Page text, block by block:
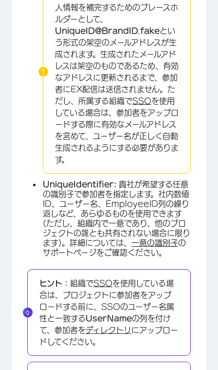
人情報を補完するためのプレースホ
ルダーとして、
UniqueID@BrandID.fakeとい
う形式の架空のメールアドレスが生
成されます。生成されたメールアド
レスは架空のものであるため、有効
なアドレスに更新されるまで、参加
者にEX配信は送信されません。た
だし、所属する組織でSSOを使用
している場合は、参加者をアップロ
ードする際に有効なメールアドレス
を含めて、ユーザー名が正しく自動
生成されるようにする必要がありま
す。
UniqueIdentifier: 貴社が希望する任意
の識別子で参加者を指定します。社内数値
ID、ユーザー名、EmployeeID列の繰り
返しなど、あらゆるものを使用できます
(ただし、組織内で一意であり、他のプロ
ジェクトの誰とも共有されない場合に限り
ます)。詳細については、 一意の識別子の
サポートページをご確認ください。
ヒント： 組織でSSOを使用している場
合は、プロジェクトに参加者をアップ
ロードする前に、SSOのユーザー名属
性と一致するUserNameの列を付け
て、参加者をディレクトリ にアップロー
ドしてください。